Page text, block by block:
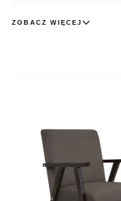
ZOBACZ WIĘCEJ